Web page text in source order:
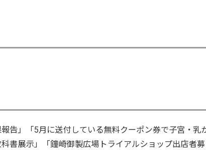
告」「5月に送付している無料クーポン券で子宮・乳
書展示」「鐘崎御製広場トライアルショップ出店者募